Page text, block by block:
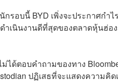
รอบนี้ BYD เพิ่งจะประกาศกำ
นินงานดีที่สุดของตลาดหุ้นฮ่อ
ม่ได้ตอบคำถามของทาง
ปฏิเสธที่จะแสดงความคิด